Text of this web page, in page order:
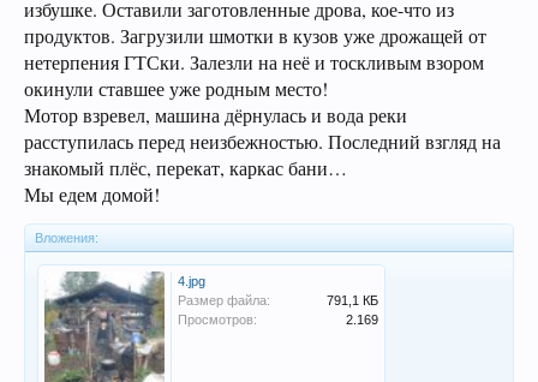
избушке. Оставили заготовленные дрова, кое-что из
продуктов. Загрузили шмотки в кузов уже дрожащей от
нетерпения ГТСки. Залезли на неё и тоскливым взором
окинули ставшее уже родным место!
Мотор взревел, машина дёрнулась и вода реки
расступилась перед неизбежностью. Последний взгляд на
знакомый плёс, перекат, каркас бани…
Мы едем домой!
Вложения:
4.jpg
Размер файла:
791,1 КБ
Просмотров:
2.169